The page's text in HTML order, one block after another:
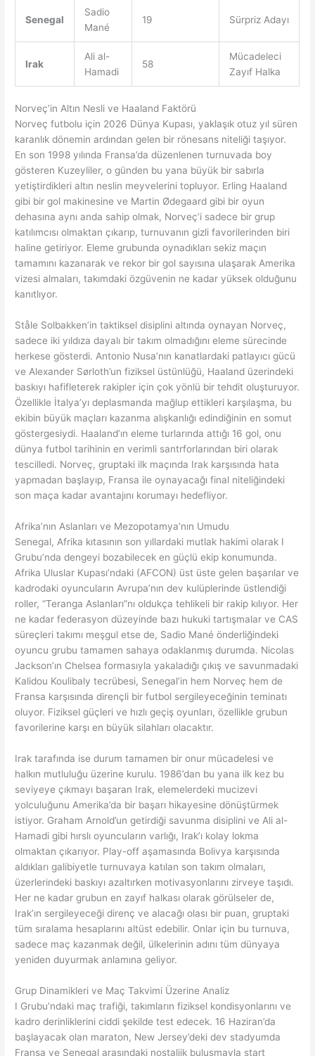
Senegal
Sadio
Mané
19 Sürpriz Adayı
Irak
Ali al-
Hamadi
58
Mücadeleci
Zayıf Halka
Norveç’in Altın Nesli ve Haaland Faktörü
Norveç futbolu için 2026 Dünya Kupası, yaklaşık otuz yıl süren
karanlık dönemin ardından gelen bir rönesans niteliği taşıyor.
En son 1998 yılında Fransa’da düzenlenen turnuvada boy
gösteren Kuzeyliler, o günden bu yana büyük bir sabırla
yetiştirdikleri altın neslin meyvelerini topluyor. Erling Haaland
gibi bir gol makinesine ve Martin Ødegaard gibi bir oyun
dehasına aynı anda sahip olmak, Norveç’i sadece bir grup
katılımcısı olmaktan çıkarıp, turnuvanın gizli favorilerinden biri
haline getiriyor. Eleme grubunda oynadıkları sekiz maçın
tamamını kazanarak ve rekor bir gol sayısına ulaşarak Amerika
vizesi almaları, takımdaki özgüvenin ne kadar yüksek olduğunu
kanıtlıyor.
Ståle Solbakken’in taktiksel disiplini altında oynayan Norveç,
sadece iki yıldıza dayalı bir takım olmadığını eleme sürecinde
herkese gösterdi. Antonio Nusa’nın kanatlardaki patlayıcı gücü
ve Alexander Sørloth’un fiziksel üstünlüğü, Haaland üzerindeki
baskıyı hafifleterek rakipler için çok yönlü bir tehdit oluşturuyor.
Özellikle İtalya’yı deplasmanda mağlup ettikleri karşılaşma, bu
ekibin büyük maçları kazanma alışkanlığı edindiğinin en somut
göstergesiydi. Haaland’ın eleme turlarında attığı 16 gol, onu
dünya futbol tarihinin en verimli santrforlarından biri olarak
tescilledi. Norveç, gruptaki ilk maçında Irak karşısında hata
yapmadan başlayıp, Fransa ile oynayacağı final niteliğindeki
son maça kadar avantajını korumayı hedefliyor.
Afrika’nın Aslanları ve Mezopotamya’nın Umudu
Senegal, Afrika kıtasının son yıllardaki mutlak hakimi olarak I
Grubu’nda dengeyi bozabilecek en güçlü ekip konumunda.
Afrika Uluslar Kupası’ndaki (AFCON) üst üste gelen başarılar ve
kadrodaki oyuncuların Avrupa’nın dev kulüplerinde üstlendiği
roller, “Teranga Aslanları”nı oldukça tehlikeli bir rakip kılıyor. Her
ne kadar federasyon düzeyinde bazı hukuki tartışmalar ve CAS
süreçleri takımı meşgul etse de, Sadio Mané önderliğindeki
oyuncu grubu tamamen sahaya odaklanmış durumda. Nicolas
Jackson’ın Chelsea formasıyla yakaladığı çıkış ve savunmadaki
Kalidou Koulibaly tecrübesi, Senegal’in hem Norveç hem de
Fransa karşısında dirençli bir futbol sergileyeceğinin teminatı
oluyor. Fiziksel güçleri ve hızlı geçiş oyunları, özellikle grubun
favorilerine karşı en büyük silahları olacaktır.
Irak tarafında ise durum tamamen bir onur mücadelesi ve
halkın mutluluğu üzerine kurulu. 1986’dan bu yana ilk kez bu
seviyeye çıkmayı başaran Irak, elemelerdeki mucizevi
yolculuğunu Amerika’da bir başarı hikayesine dönüştürmek
istiyor. Graham Arnold’un getirdiği savunma disiplini ve Ali al-
Hamadi gibi hırslı oyuncuların varlığı, Irak’ı kolay lokma
olmaktan çıkarıyor. Play-off aşamasında Bolivya karşısında
aldıkları galibiyetle turnuvaya katılan son takım olmaları,
üzerlerindeki baskıyı azaltırken motivasyonlarını zirveye taşıdı.
Her ne kadar grubun en zayıf halkası olarak görülseler de,
Irak’ın sergileyeceği direnç ve alacağı olası bir puan, gruptaki
tüm sıralama hesaplarını altüst edebilir. Onlar için bu turnuva,
sadece maç kazanmak değil, ülkelerinin adını tüm dünyaya
yeniden duyurmak anlamına geliyor.
Grup Dinamikleri ve Maç Takvimi Üzerine Analiz
I Grubu’ndaki maç trafiği, takımların fiziksel kondisyonlarını ve
kadro derinliklerini ciddi şekilde test edecek. 16 Haziran’da
başlayacak olan maraton, New Jersey’deki dev stadyumda
Fransa ve Senegal arasındaki nostaljik buluşmayla start